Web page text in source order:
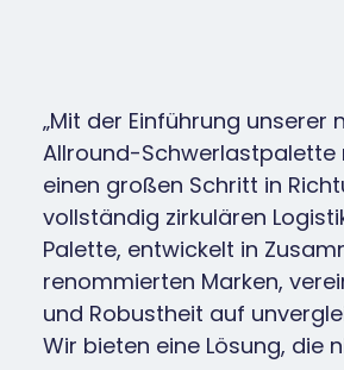
„Mit der Einführung unserer
Allround-Schwerlastpalette
einen großen Schritt in
vollständig zirkulären
Palette, entwickelt in
renommierten Marken,
und Robustheit auf
Wir bieten eine Lösung, die